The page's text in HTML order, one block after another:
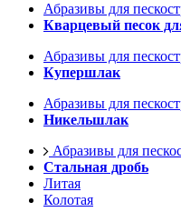
Абразивы для
Кварцевый песок
Абразивы для
Купершлак
Абразивы для
Никельшлак
Абразивы для
Стальная дробь
Литая
Колотая